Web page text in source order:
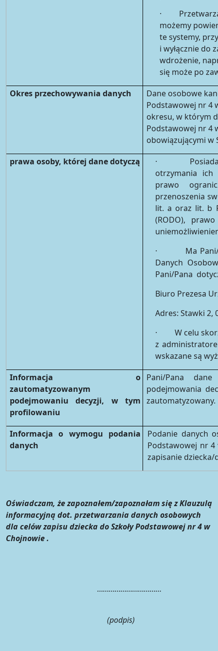
·
możemy
te systemy,
i wyłącznie do
wdrożenie,
się może po
Okres przechowywania danych
Dane osobowe
Podstawowej nr 4
okresu, w którym
Podstawowej nr 4
obowiązującymi w
prawa osoby, której dane dotyczą
· Posiada
otrzymania
prawo
przenoszenia
lit. a oraz lit. b
(RODO),
· Ma Pani/
Danych
Pani/Pana
Biuro Prezesa
Adres: Stawki 2,
· W celu
z
wskazane są
Informacja o
zautomatyzowanym
podejmowaniu decyzji, w tym
profilowaniu
Pani/Pana
podejmowania
zautomatyzowany.
Informacja o wymogu podania
danych
Podanie danych
Podstawowej nr
zapisanie dziecka/
Oświadczam, że zapoznałem/zapoznałam się z Klauzulą
informacyjną dot. przetwarzania danych osobowych
dla celów zapisu dziecka do Szkoły Podstawowej nr 4 w
Chojnowie .
……………………………
(podpis)